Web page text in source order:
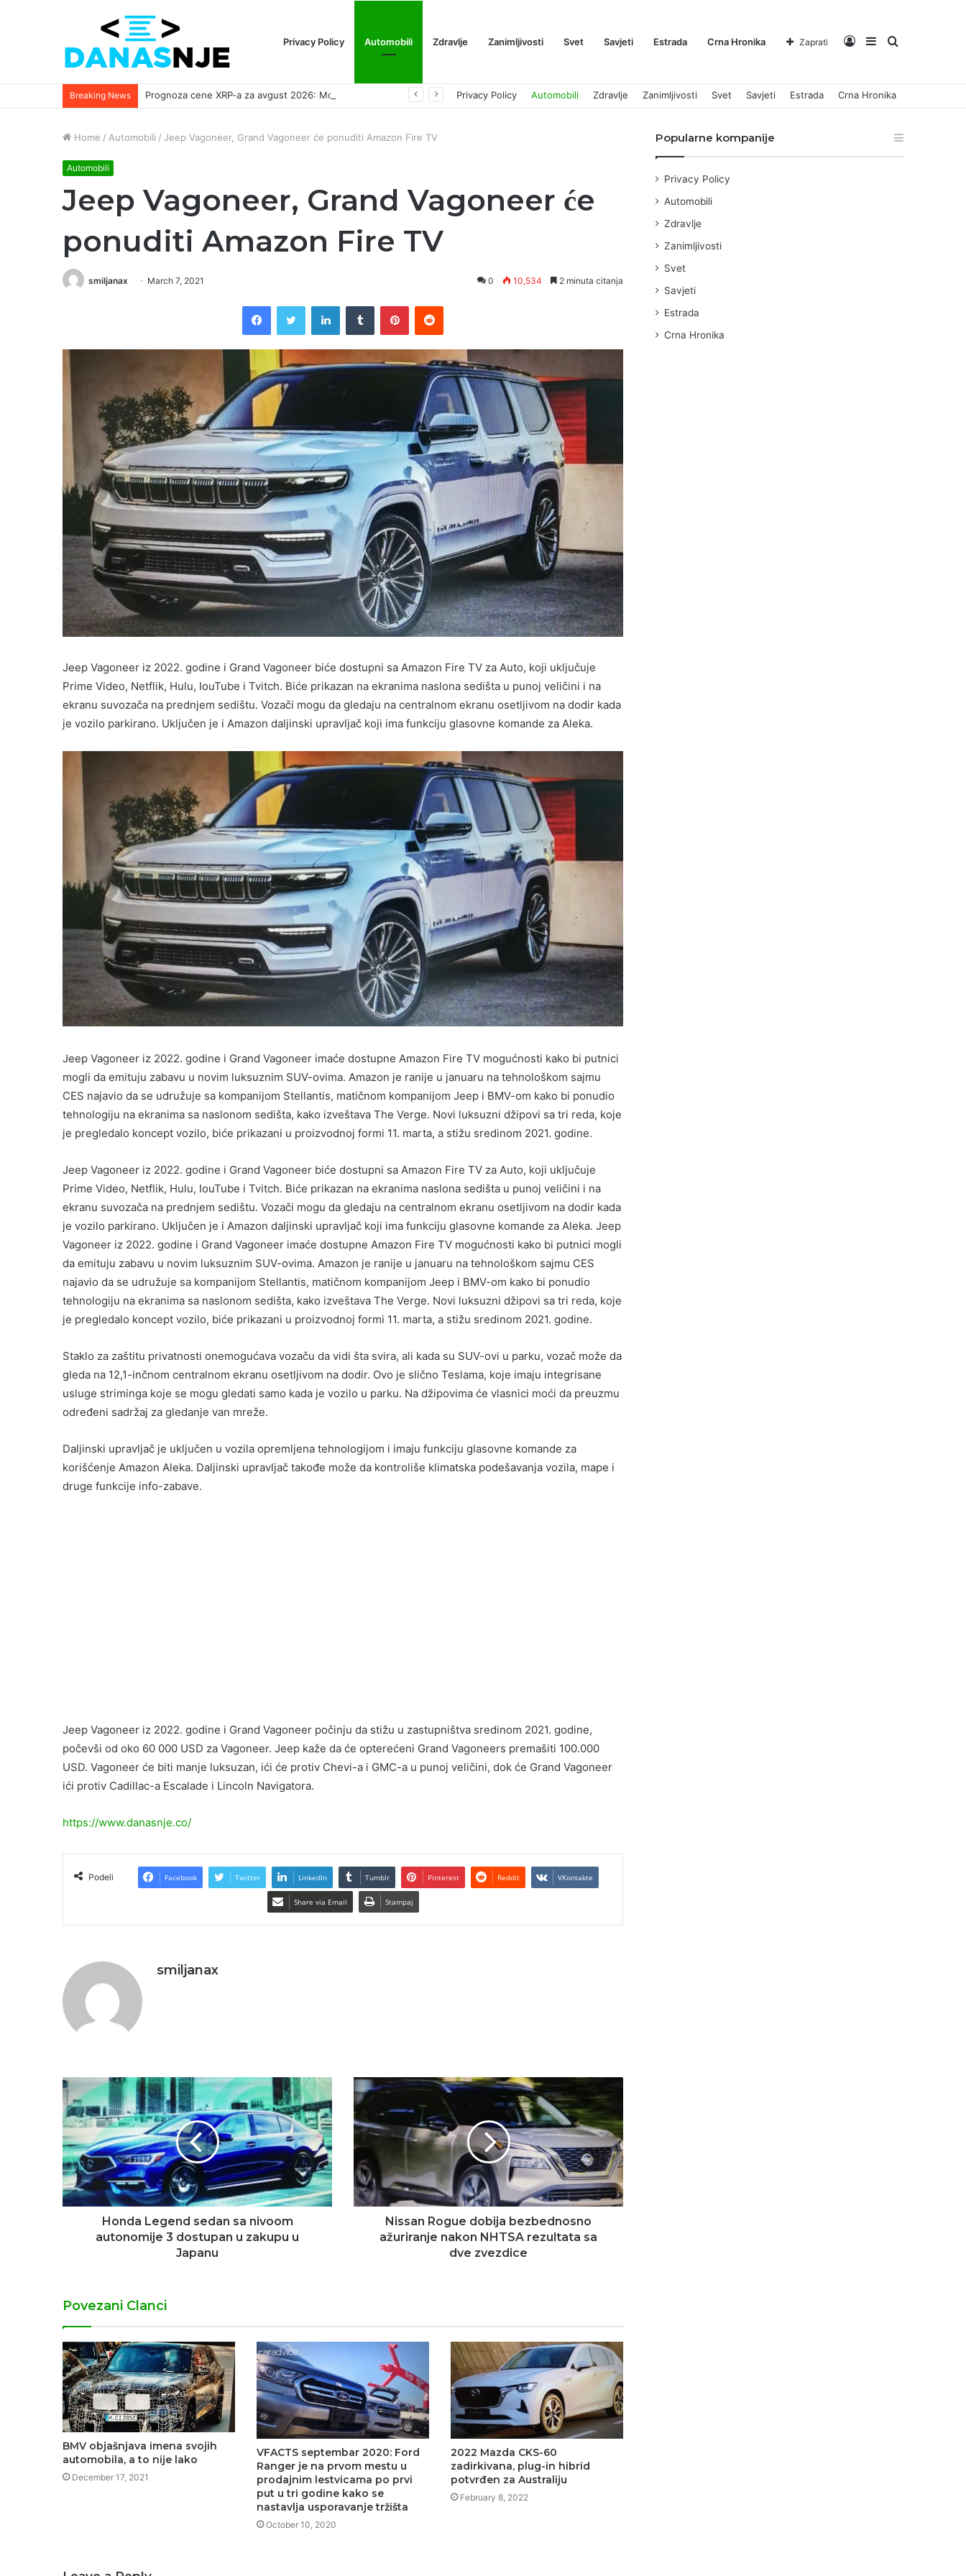
Privacy Policy Automobili Zdravlje Zanimljivosti Svet Savjeti Estrada Crna Hronika Pretraga
Sidebar
Log
Zaprati
Breaking News Privacy Policy Automobili Zdravlje Zanimljivosti Svet Savjeti Estrada Crna Hronika
Home / Automobili / Jeep Vagoneer, Grand Vagoneer će ponuditi Amazon Fire TV
Automobili
Jeep Vagoneer, Grand Vagoneer će
ponuditi Amazon Fire TV
smiljanax March 7, 2021 0 10,534 2 minuta citanja
FacebookTwitter LinkedInTumblr PinterestReddit
Jeep Vagoneer iz 2022. godine i Grand Vagoneer biće dostupni sa Amazon Fire TV za Auto, koji uključuje
Prime Video, Netflik, Hulu, IouTube i Tvitch. Biće prikazan na ekranima naslona sedišta u punoj veličini i na
ekranu suvozača na prednjem sedištu. Vozači mogu da gledaju na centralnom ekranu osetljivom na dodir kada
je vozilo parkirano. Uključen je i Amazon daljinski upravljač koji ima funkciju glasovne komande za Aleka.
Jeep Vagoneer iz 2022. godine i Grand Vagoneer imaće dostupne Amazon Fire TV mogućnosti kako bi putnici
mogli da emituju zabavu u novim luksuznim SUV-ovima. Amazon je ranije u januaru na tehnološkom sajmu
CES najavio da se udružuje sa kompanijom Stellantis, matičnom kompanijom Jeep i BMV-om kako bi ponudio
tehnologiju na ekranima sa naslonom sedišta, kako izveštava The Verge. Novi luksuzni džipovi sa tri reda, koje
je pregledalo koncept vozilo, biće prikazani u proizvodnoj formi 11. marta, a stižu sredinom 2021. godine.
Jeep Vagoneer iz 2022. godine i Grand Vagoneer biće dostupni sa Amazon Fire TV za Auto, koji uključuje
Prime Video, Netflik, Hulu, IouTube i Tvitch. Biće prikazan na ekranima naslona sedišta u punoj veličini i na
ekranu suvozača na prednjem sedištu. Vozači mogu da gledaju na centralnom ekranu osetljivom na dodir kada
je vozilo parkirano. Uključen je i Amazon daljinski upravljač koji ima funkciju glasovne komande za Aleka. Jeep
Vagoneer iz 2022. godine i Grand Vagoneer imaće dostupne Amazon Fire TV mogućnosti kako bi putnici mogli
da emituju zabavu u novim luksuznim SUV-ovima. Amazon je ranije u januaru na tehnološkom sajmu CES
najavio da se udružuje sa kompanijom Stellantis, matičnom kompanijom Jeep i BMV-om kako bi ponudio
tehnologiju na ekranima sa naslonom sedišta, kako izveštava The Verge. Novi luksuzni džipovi sa tri reda, koje
je pregledalo koncept vozilo, biće prikazani u proizvodnoj formi 11. marta, a stižu sredinom 2021. godine.
Staklo za zaštitu privatnosti onemogućava vozaču da vidi šta svira, ali kada su SUV-ovi u parku, vozač može da
gleda na 12,1-inčnom centralnom ekranu osetljivom na dodir. Ovo je slično Teslama, koje imaju integrisane
usluge striminga koje se mogu gledati samo kada je vozilo u parku. Na džipovima će vlasnici moći da preuzmu
određeni sadržaj za gledanje van mreže.
Daljinski upravljač je uključen u vozila opremljena tehnologijom i imaju funkciju glasovne komande za
korišćenje Amazon Aleka. Daljinski upravljač takođe može da kontroliše klimatska podešavanja vozila, mape i
druge funkcije info-zabave.
Jeep Vagoneer iz 2022. godine i Grand Vagoneer počinju da stižu u zastupništva sredinom 2021. godine,
počevši od oko 60 000 USD za Vagoneer. Jeep kaže da će opterećeni Grand Vagoneers premašiti 100.000
USD. Vagoneer će biti manje luksuzan, ići će protiv Chevi-a i GMC-a u punoj veličini, dok će Grand Vagoneer
ići protiv Cadillac-a Escalade i Lincoln Navigatora.
https://www.danasnje.co/
Podeli Facebook Twitter LinkedIn Tumblr Pinterest Reddit VKontakte
Share via Email Stampaj
smiljanax
Honda Legend sedan sa nivoom
autonomije 3 dostupan u zakupu u
Japanu
Nissan Rogue dobija bezbednosno
ažuriranje nakon NHTSA rezultata sa
dve zvezdice
Povezani Clanci
BMV objašnjava imena svojih
automobila, a to nije lako
December 17, 2021
VFACTS septembar 2020: Ford
Ranger je na prvom mestu u
prodajnim lestvicama po prvi
put u tri godine kako se
nastavlja usporavanje tržišta
October 10, 2020
2022 Mazda CKS-60
zadirkivana, plug-in hibrid
potvrđen za Australiju
February 8, 2022
Popularne kompanije
Privacy Policy
Automobili
Zdravlje
Zanimljivosti
Svet
Savjeti
Estrada
Crna Hronika